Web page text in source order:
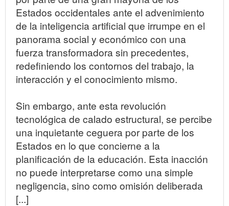
Estados occidentales ante el advenimiento
de la inteligencia artificial que irrumpe en el
panorama social y económico con una
fuerza transformadora sin precedentes,
redefiniendo los contornos del trabajo, la
interacción y el conocimiento mismo.
Sin embargo, ante esta revolución
tecnológica de calado estructural, se percibe
una inquietante ceguera por parte de los
Estados en lo que concierne a la
planificación de la educación. Esta inacción
no puede interpretarse como una simple
negligencia, sino como omisión deliberada
[...]